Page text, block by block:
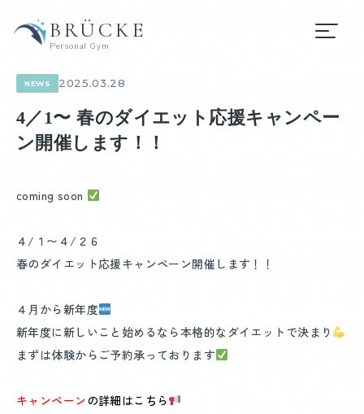
BRÜCKE
Personal Gym
NEWS 2025.03.28
4／1〜 春のダイエット応援キャンペー
ン開催します！！
coming soon
４/１〜４/２６
春のダイエット応援キャンペーン開催します！！
４月から新年度
新年度に新しいこと始めるなら本格的なダイエットで決まり
まずは体験からご予約承っております
キャンペーンの詳細はこちら